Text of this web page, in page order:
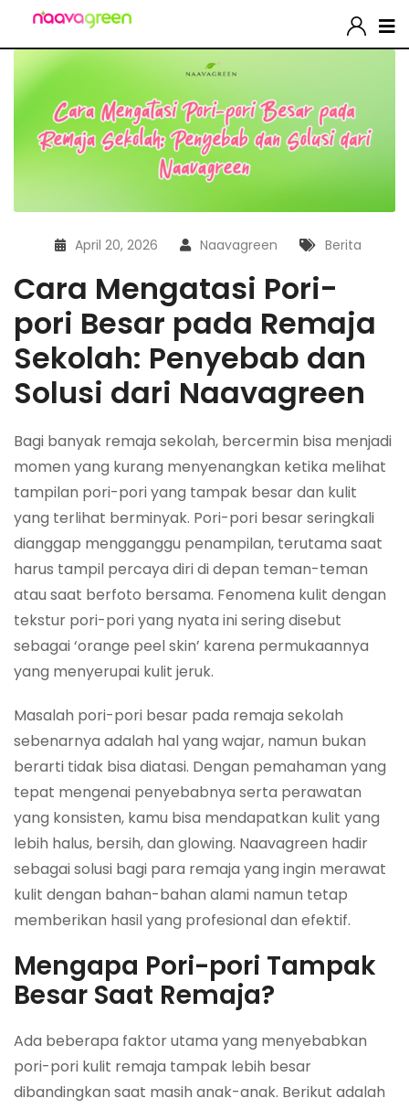
April 20, 2026 Naavagreen Berita
Cara Mengatasi Pori-
pori Besar pada Remaja
Sekolah: Penyebab dan
Solusi dari Naavagreen
Bagi banyak remaja sekolah, bercermin bisa menjadi
momen yang kurang menyenangkan ketika melihat
tampilan pori-pori yang tampak besar dan kulit
yang terlihat berminyak. Pori-pori besar seringkali
dianggap mengganggu penampilan, terutama saat
harus tampil percaya diri di depan teman-teman
atau saat berfoto bersama. Fenomena kulit dengan
tekstur pori-pori yang nyata ini sering disebut
sebagai ‘orange peel skin’ karena permukaannya
yang menyerupai kulit jeruk.
Masalah pori-pori besar pada remaja sekolah
sebenarnya adalah hal yang wajar, namun bukan
berarti tidak bisa diatasi. Dengan pemahaman yang
tepat mengenai penyebabnya serta perawatan
yang konsisten, kamu bisa mendapatkan kulit yang
lebih halus, bersih, dan glowing. Naavagreen hadir
sebagai solusi bagi para remaja yang ingin merawat
kulit dengan bahan-bahan alami namun tetap
memberikan hasil yang profesional dan efektif.
Mengapa Pori-pori Tampak
Besar Saat Remaja?
Ada beberapa faktor utama yang menyebabkan
pori-pori kulit remaja tampak lebih besar
dibandingkan saat masih anak-anak. Berikut adalah